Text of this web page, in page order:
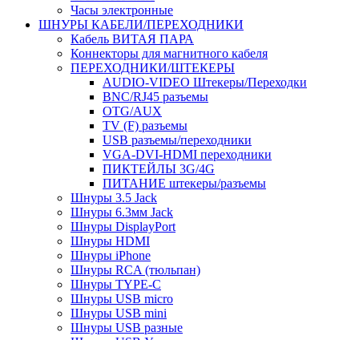
Часы электронные
ШНУРЫ КАБЕЛИ/ПЕРЕХОДНИКИ
Кабель ВИТАЯ ПАРА
Коннекторы для магнитного кабеля
ПЕРЕХОДНИКИ/ШТЕКЕРЫ
AUDIO-VIDEO Штекеры/Переходки
BNC/RJ45 разъемы
OTG/AUX
TV (F) разъемы
USB разъемы/переходники
VGA-DVI-HDMI переходники
ПИКТЕЙЛЫ 3G/4G
ПИТАНИЕ штекеры/разъемы
Шнуры 3.5 Jack
Шнуры 6.3мм Jack
Шнуры DisplayPort
Шнуры HDMI
Шнуры iPhone
Шнуры RCA (тюльпан)
Шнуры TYPE-C
Шнуры USB micro
Шнуры USB mini
Шнуры USB разные